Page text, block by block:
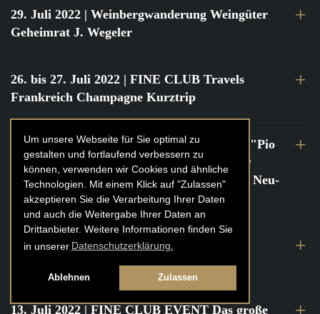
Um unsere Webseite für Sie optimal zu
gestalten und fortlaufend verbessern zu
können, verwenden wir Cookies und ähnliche
Technologien. Mit einem Klick auf "Zulassen"
akzeptieren Sie die Verarbeitung Ihrer Daten
und auch die Weitergabe Ihrer Daten an
Drittanbieter. Weitere Informationen finden Sie
in unserer Datenschutzerklärung.
Ablehnen Zulassen
29. Juli 2022 | Weinbergwanderung Weingüter
Geheimrat J. Wegeler
26. bis 27. Juli 2022 | FINE CLUB Travels
Frankreich Champagne Kurztrip
22. Juli 2022| FINE CLUB Private Dinner "Pio
Cesare" mit Tochter Frederica Pio Boffa @
FINE CLUB Clubhouse Alter Haferkasten, Neu-
Isenburg
21. bis 22. Juli 2022| FINE CLUB Travels
Frankreich Burgund Kurztrip
13. Juli 2022 | FINE CLUB EVENT Das große